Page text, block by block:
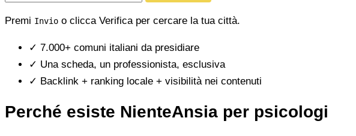
Premi Invio o clicca Verifica per cercare la tua città.
✓ 7.000+ comuni italiani da presidiare
✓ Una scheda, un professionista, esclusiva
✓ Backlink + ranking locale + visibilità nei contenuti
Perché esiste NienteAnsia per psicologi